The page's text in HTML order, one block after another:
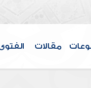
مقالات